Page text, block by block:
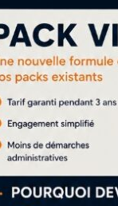
décembre 2018
novembre 2018
octobre 2018
septembre 2018